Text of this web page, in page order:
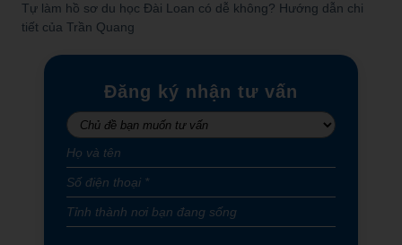
Tự làm hồ sơ du học Đài Loan có dễ không? Hướng dẫn chi
tiết của Trần Quang
Đăng ký nhận tư vấn